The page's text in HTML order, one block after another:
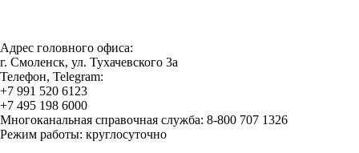
Адрес головного офиса:
г. Смоленск, ул. Тухачевского 3а
Телефон, Telegram:
+7 991 520 6123
+7 495 198 6000
Многоканальная справочная служба: 8-800 707 1326
Режим работы: круглосуточно